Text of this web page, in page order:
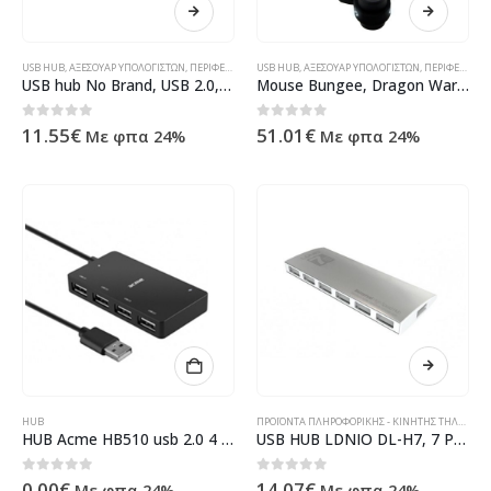
USB HUB,ΑΞΕΣΟΥΆΡ ΥΠΟΛΟΓΙΣΤΏΝ, ΠΕΡΙΦΕΡΕΙΑΚΆ ΥΠΟΛΟΓΙΣΤΏΝ ,ΠΡΟΪΌΝΤΑ ΠΛΗΡΟΦΟΡΙΚΉΣ -
USB hub No Brand, USB 2.0, 4 θύρες, Stand, Μαύρο – 12058
0 out of 5
11.55€ Με φπα 24%
USB HUB,ΑΞΕΣΟΥΆΡ ΥΠΟΛΟΓΙΣΤΏΝ, ΠΕΡΙΦΕΡΕΙΑΚΆ ΥΠΟΛΟΓΙΣΤΏΝ
Mouse Bungee, Dragon War, GHW-001, Hub USB, μαύρο – 14911
0out of 5
51.01 € Με φπα 24%
HUB
HUB Acme HB510 usb 2.0 4 Θυρες
0 out of 5
ΠΡΟΪΌΝΤΑ ΠΛΗΡΟΦΟΡΙΚΉΣ - ΚΙΝΗΤΉΣ ΤΗΛΕΦΩΝΊΑΣ - ΗΛΕΚΤΡΟΝΙΚΆ
USB HUB LDNIO DL-H7, 7 Port – 12040
0 out of 5